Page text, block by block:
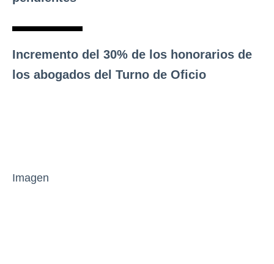
Incremento del 30% de los honorarios de
los abogados del Turno de Oficio
Imagen